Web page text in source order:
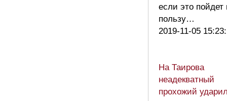
если это пойдет
пользу…
2019-11-05
На Таирова
неадекватный
прохожий